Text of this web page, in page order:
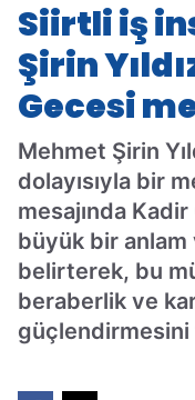
Siirtli iş
Şirin
Gecesi
Mehmet Şirin
dolayısıyla bir
mesajında
büyük bir anlam
belirterek, bu
beraberlik ve